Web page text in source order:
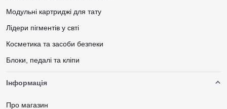
Модульні картриджі для тату
Лідери пігментів у свті
Косметика та засоби безпеки
Блоки, педалі та кліпи
Інформація
Про магазин